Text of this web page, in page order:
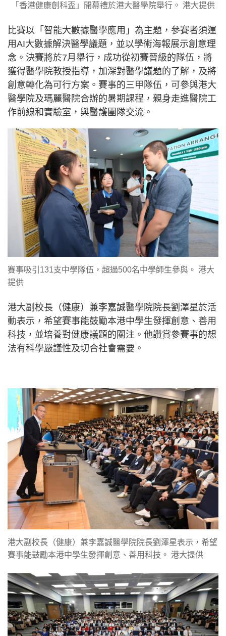
「香港健康創科盃」開幕禮於港大醫學院舉行。 港大提供
比賽以「智能大數據醫學應用」為主題，參賽者須運
用AI大數據解決醫學議題，並以學術海報展示創意理
念。決賽將於7月舉行，成功從初賽晉級的隊伍，將
獲得醫學院教授指導，加深對醫學議題的了解，及將
創意轉化為可行方案。賽事的三甲隊伍，可參與港大
醫學院及瑪麗醫院合辦的暑期課程，親身走進醫院工
作前線和實驗室，與醫護團隊交流。
賽事吸引131支中學隊伍，超過500名中學師生參與。 港大
提供
港大副校長（健康）兼李嘉誠醫學院院長劉澤星於活
動表示，希望賽事能鼓勵本港中學生發揮創意、善用
科技，並培養對健康議題的關注。他讚賞參賽事的想
法有科學嚴謹性及切合社會需要。
港大副校長（健康）兼李嘉誠醫學院院長劉澤星表示，希望
賽事能鼓勵本港中學生發揮創意、善用科技。 港大提供